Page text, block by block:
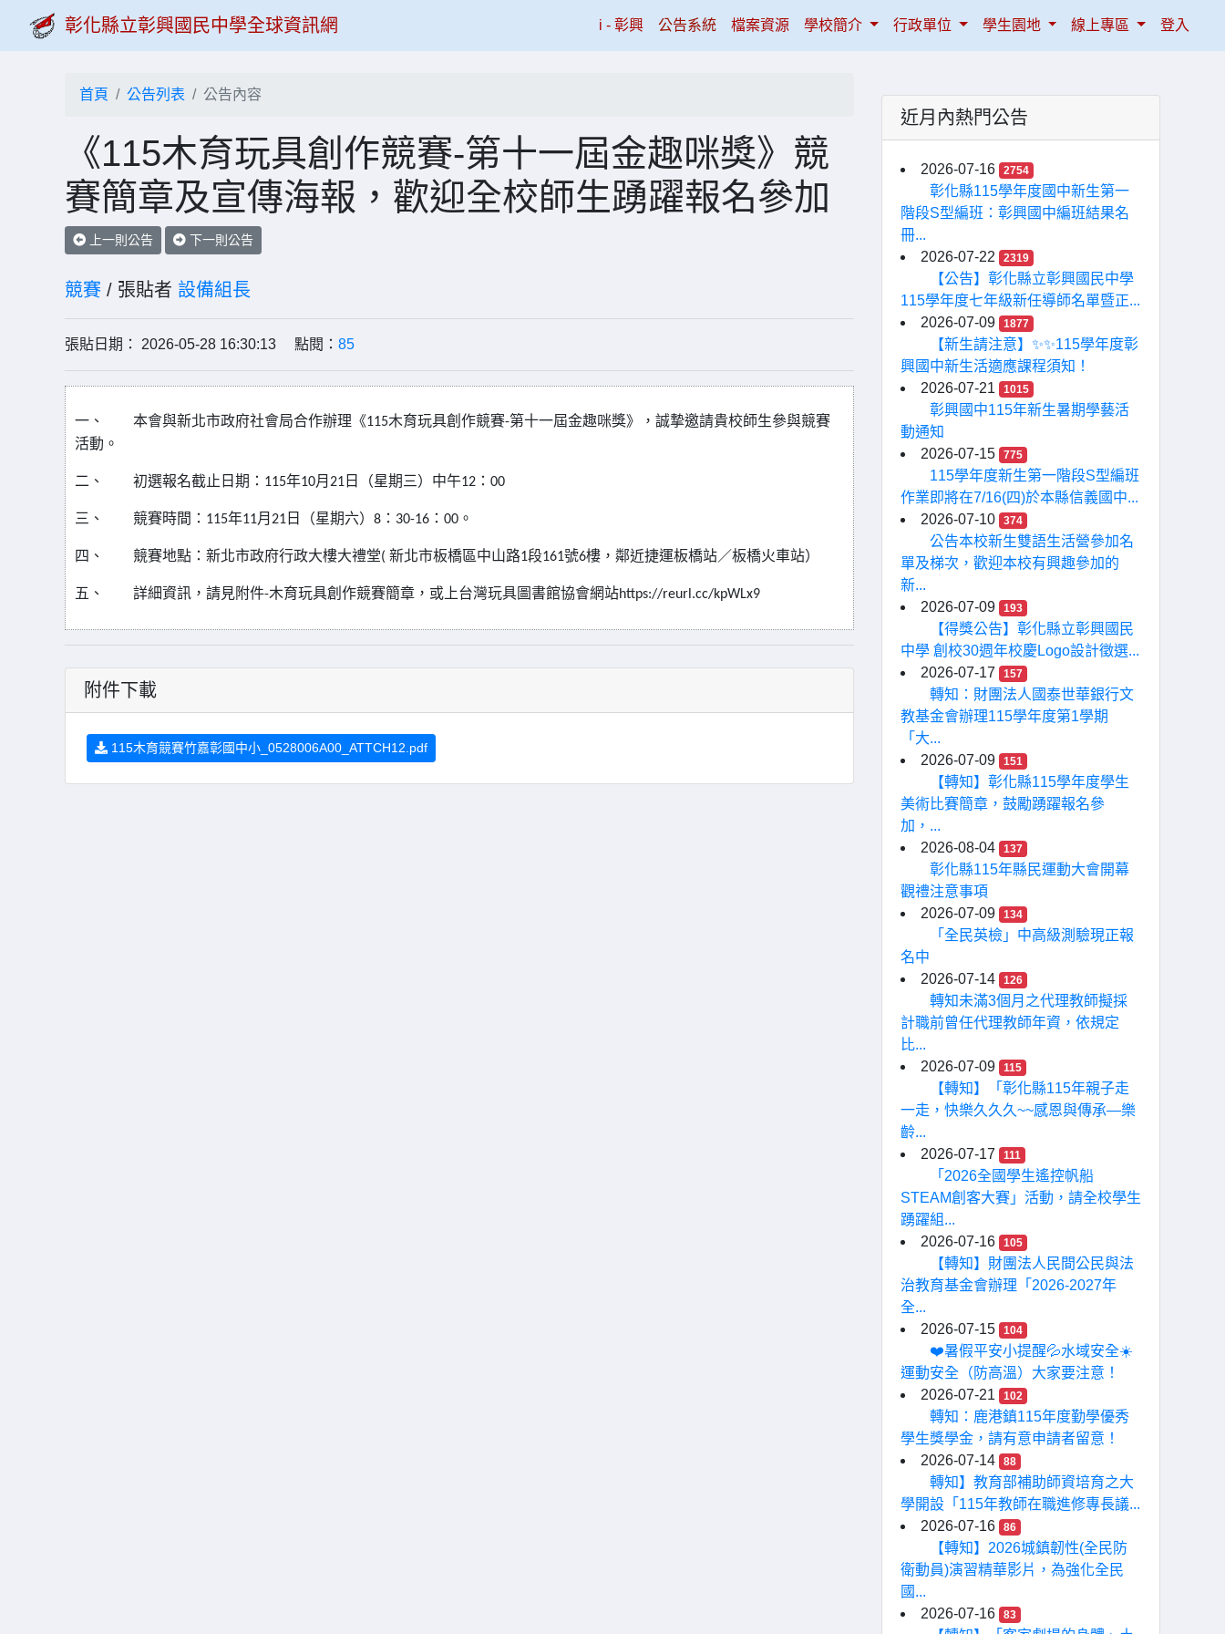
彰化縣立彰興國民中學全球資訊網 i - 彰興(current)
公告系統 檔案資源 學校簡介 行政單位 學生園地 線上專區 登入
首頁 公告列表 公告內容
《115木育玩具創作競賽-第十一屆金趣咪獎》競
賽簡章及宣傳海報，歡迎全校師生踴躍報名參加
上一則公告 下一則公告
競賽 / 張貼者 設備組長
張貼日期： 2026-05-28 16:30:13 點閱： 85
一、 本會與新北市政府社會局合作辦理《115木育玩具創作競賽-第十一屆金趣咪獎》，誠摯邀請貴校師生參與競賽
活動。
二、 初選報名截止日期： 115年10月 21 日（星期三）中午12 ： 00
三、 競賽時間： 115年11月 21 日（星期六） 8 ： 30-16 ： 00 。
四、 競賽地點：新北市政府行政大樓大禮堂( 新北市板橋區中山路1段161號6樓，鄰近捷運板橋站／板橋火車站）
五、 詳細資訊，請見附件-木育玩具創作競賽簡章，或上台灣玩具圖書館協會網站https://reurl.cc/kpWLx9
附件下載
115木育競賽竹嘉彰國中小_0528006A00_ATTCH12.pdf
近月內熱門公告
2026-07-16 2754
彰化縣115學年度國中新生第一
階段S型編班：彰興國中編班結果名
冊...
2026-07-22
2319
【公告】彰化縣立彰興國民中學
115學年度七年級新任導師名單暨正...
2026-07-09
1877
【新生請注意】✨✨115學年度彰
興國中新生活適應課程須知！
2026-07-21
1015
彰興國中115年新生暑期學藝活
動通知
2026-07-15
775
115學年度新生第一階段S型編班
作業即將在7/16(四)於本縣信義國中...
2026-07-10
374
公告本校新生雙語生活營參加名
單及梯次，歡迎本校有興趣參加的
新...
2026-07-09
193
【得獎公告】彰化縣立彰興國民
中學 創校30週年校慶Logo設計徵選...
2026-07-17
157
轉知：財團法人國泰世華銀行文
教基金會辦理115學年度第1學期
「大...
2026-07-09
151
【轉知】彰化縣115學年度學生
美術比賽簡章，鼓勵踴躍報名參
加，...
2026-08-04
137
彰化縣115年縣民運動大會開幕
觀禮注意事項
2026-07-09
134
「全民英檢」中高級測驗現正報
名中
2026-07-14
126
轉知未滿3個月之代理教師擬採
計職前曾任代理教師年資，依規定
比...
2026-07-09
115
【轉知】「彰化縣115年親子走
一走，快樂久久久~~感恩與傳承—樂
齡...
2026-07-17
111
「2026全國學生遙控帆船
STEAM創客大賽」活動，請全校學生
踴躍組...
2026-07-16
105
【轉知】財團法人民間公民與法
治教育基金會辦理「2026-2027年
全...
2026-07-15
104
❤️暑假平安小提醒💦水域安全☀️
運動安全（防高溫）大家要注意！
2026-07-21
102
轉知：鹿港鎮115年度勤學優秀
學生獎學金，請有意申請者留意！
2026-07-14
88
轉知】教育部補助師資培育之大
學開設「115年教師在職進修專長議...
2026-07-16
86
【轉知】2026城鎮韌性(全民防
衛動員)演習精華影片，為強化全民
國...
2026-07-16
83